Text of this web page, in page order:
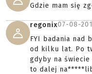
Gdzie mam się
regonix07-08-
FYI badania nad
od kilku lat. Po
gdyby na
to dalej